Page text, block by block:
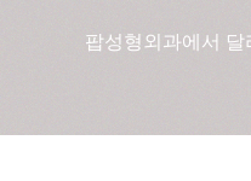
팝성형외과에서